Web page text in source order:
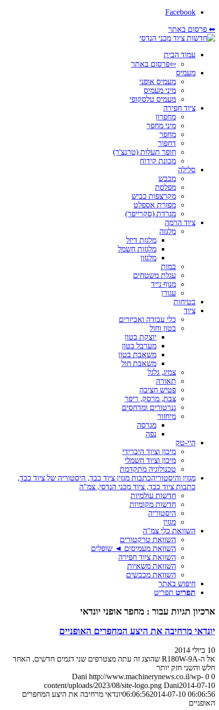
Facebook
⬅ פרסום באתר
עמוד הבית
⇦פרסום באתר
מעמיס
מעמיס אופני
מיני מעמיס
מעמיס טלסקופי
ציוד חפירה
מחפרון
מיני מחפר
מחפר
דחפור
חופר תעלות (טרנצ'ר)
מכונת קידוח
סלילה
מכבש
מפלסת
מקרצפות כביש
מפזרת אספלט
מגרדת (סקרייפר)
ציוד הרמה
מלגזה
מלגזת דיזל
מלגזות חשמל
מלגזון
במות
עגלת משטחים
מנוף נייד
עגורן
בטיחות
ציוד
כלי עבודה ואביזרים
בטון וחול
יוצקת בטון
מערבל בטון
משאבת בטון
משאבת חול
צמיג, גלגל
תאורה
פטיש חציבה
צבת, מרסק, ריפר
גנרטורים ומדחסים
מיחזור
מגרסה
נפה
היי-טק
מיכון וציוד היברידי
מיכון וציוד חשמלי
טכנולוגיה מתקדמת
מגזין והיסטוריהכתבות מגזין ציוד כבד, היסטוריה של ציוד כבד,
כתבות ציוד כבד, ציוד מכני הנדסי, צמ"ה
חדשות עולמיות
חדשות מקומיות
היסטוריה
מגזין
השוואת כלי צמ"ה
השוואת טרקטורים
השוואת מעמיסים ◄ שופלים
השוואת ציוד חפירה
השוואת משאיות
השוואת מכבשים
חיפוש באתר
תפריט תפריט
ארכיון תגיות עבור : מחפר אופני יונדאי
יונדאי מרחיבה את היצע המחפרים האופניים
10 ביולי 2014
אל ה-R180W-9A שהוצג זה עתה מצטרפים שני דגמים חדשים, האחד
חלש והשני חזק יותר
0
0
Dani http://www.machinerynews.co.il/wp-
content/uploads/2023/08/site-logo.png Dani2014-07-10
06:06:562014-07-10 06:06:56
יונדאי מרחיבה את היצע המחפרים
האופניים